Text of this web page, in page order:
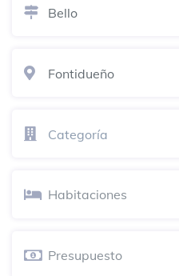
C. C. Puerta del Norte
Lavandería Estilo
Tintorería
Bello
Fontidueño
Categoría